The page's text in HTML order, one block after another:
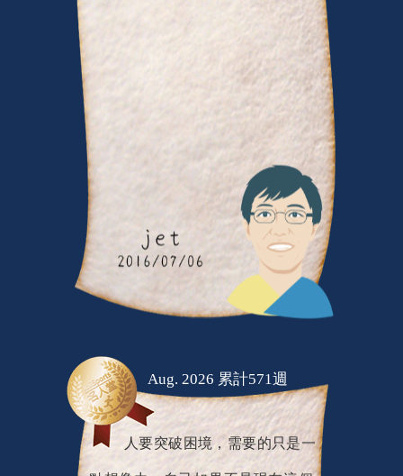
人要突破困境，需要的只是一
點想像力：自己如果不是現在這個